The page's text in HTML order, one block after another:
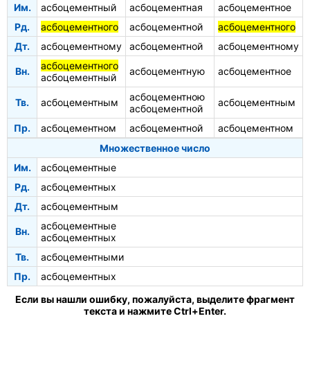
Им.
асбоцементный асбоцементная
асбоцементное
Рд.
асбоцементного асбоцементной
асбоцементного
Дт.
асбоцементному асбоцементной асбоцементному
Вн.
асбоцементного
асбоцементный
асбоцементную асбоцементное
Тв. асбоцементным
асбоцементною
асбоцементной
асбоцементным
Пр. асбоцементном асбоцементной
асбоцементном
Множественное число
Им.
асбоцементные
Рд.
асбоцементных
Дт.
асбоцементным
Вн.
асбоцементные
асбоцементных
Тв.
асбоцементными
Пр.
асбоцементных
Если вы нашли ошибку, пожалуйста, выделите фрагмент
текста и нажмите Ctrl+Enter.